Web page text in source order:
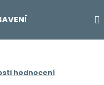
hodnocení